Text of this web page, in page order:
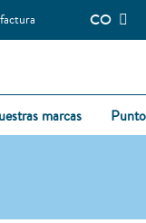
CO
marcas